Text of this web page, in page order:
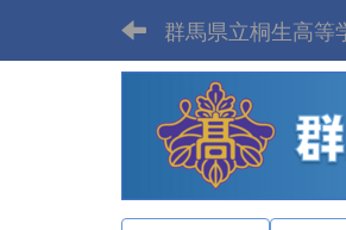
群馬県立桐生高等